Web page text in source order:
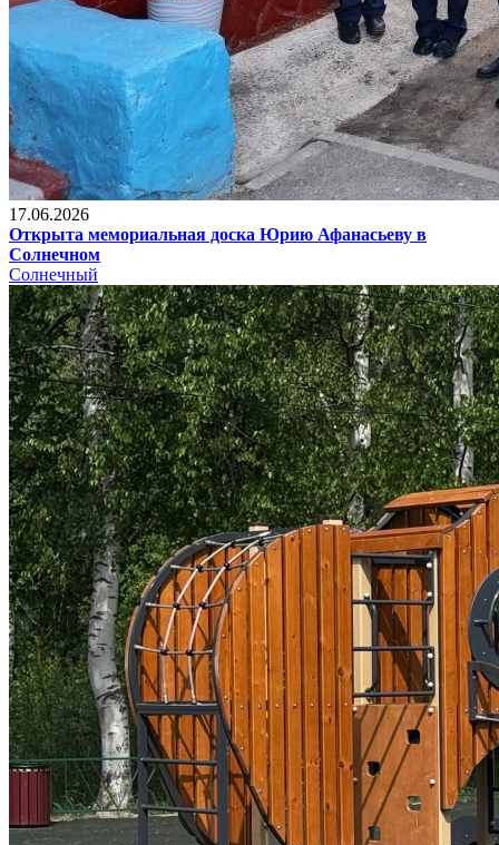
17.06.2026
Открыта мемориальная доска Юрию Афанасьеву в
Солнечном
Солнечный